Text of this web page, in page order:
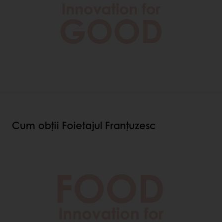
Cum obții Foietajul Franțuzesc